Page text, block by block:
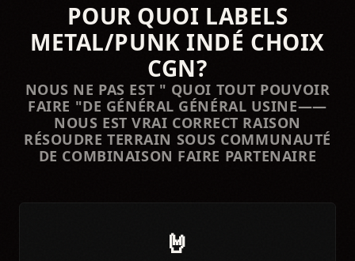
POUR QUOI LABELS
METAL/PUNK INDÉ CHOIX
CGN?
NOUS NE PAS EST " QUOI TOUT POUVOIR
FAIRE "DE GÉNÉRAL GÉNÉRAL USINE——
NOUS EST VRAI CORRECT RAISON
RÉSOUDRE TERRAIN SOUS COMMUNAUTÉ
DE COMBINAISON FAIRE PARTENAIRE
🤘